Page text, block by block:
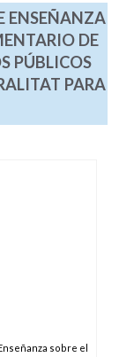
ENSEÑANZA
DE
PÚBLICOS
PARA
sobre el